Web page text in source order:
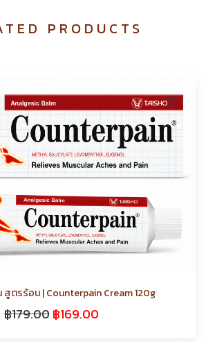
PRODUCTS
สูตรร้อน | Counterpain Cream 120g
฿179.00 ฿169.00